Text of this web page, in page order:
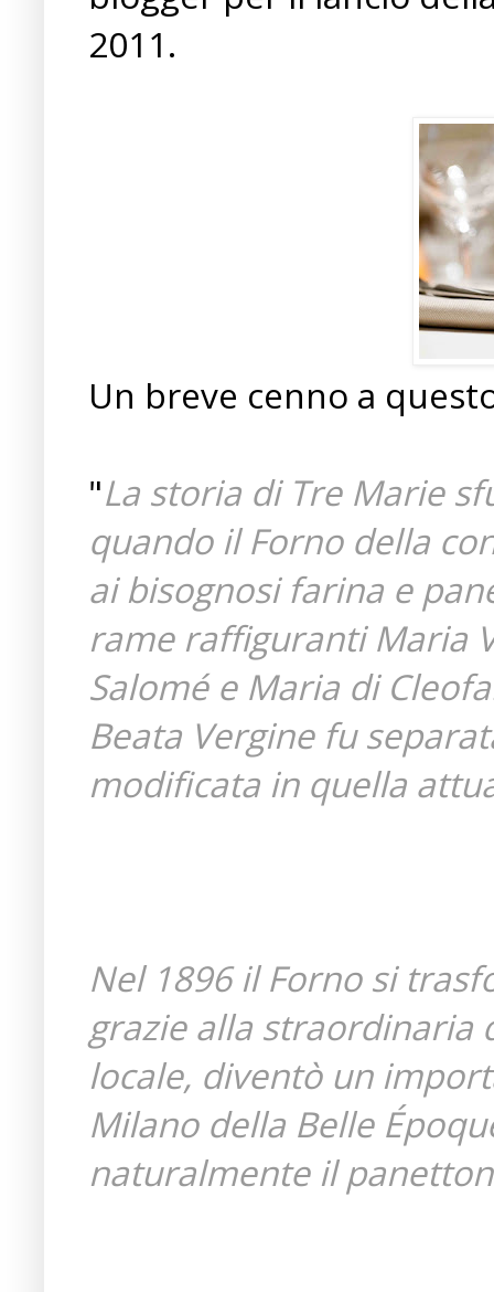
2011.
Un breve cenno a
"La storia di Tre Marie
quando il Forno della
ai bisognosi farina e
rame raffiguranti Maria
Salomé e Maria di
Beata Vergine fu
modificata in quella
Nel 1896 il Forno si
grazie alla straordinaria
locale, diventò un
Milano della Belle
naturalmente il